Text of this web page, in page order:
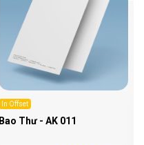
In Offset
Bao Thư - AK 011